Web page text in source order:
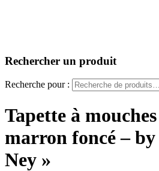
Rechercher un produit
Recherche pour :
Tapette à
marron foncé –
Ney »